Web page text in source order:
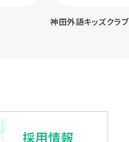
神田外語キッズクラブ